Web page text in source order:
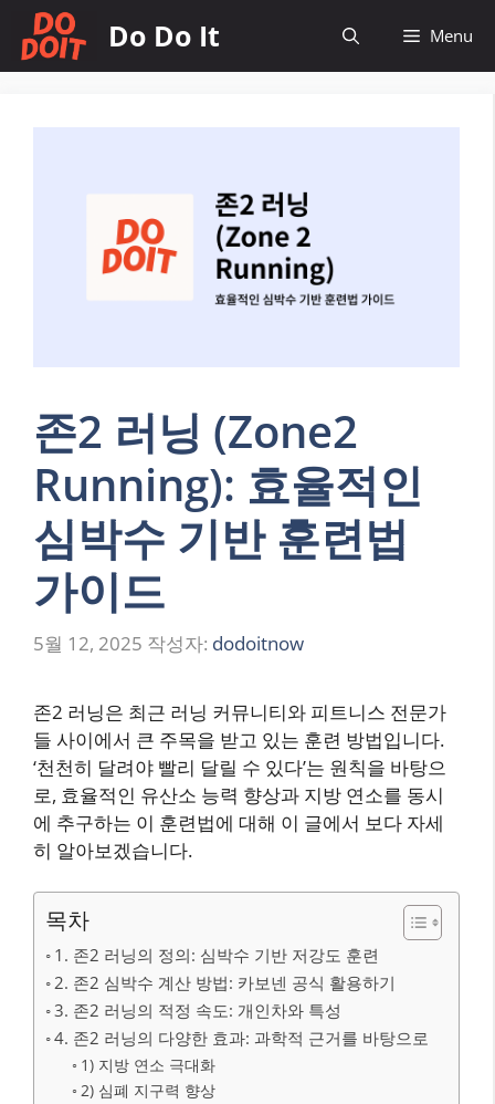
츠
Do Do It Menu
존2 러닝 (Zone2
Running): 효율적인
심박수 기반 훈련법
가이드
5월 12, 2025 작성자: dodoitnow
존2 러닝은 최근 러닝 커뮤니티와 피트니스 전문가
들 사이에서 큰 주목을 받고 있는 훈련 방법입니다.
‘천천히 달려야 빨리 달릴 수 있다’는 원칙을 바탕으
로, 효율적인 유산소 능력 향상과 지방 연소를 동시
에 추구하는 이 훈련법에 대해 이 글에서 보다 자세
히 알아보겠습니다.
목차
1. 존2 러닝의 정의: 심박수 기반 저강도 훈련
2. 존2 심박수 계산 방법: 카보넨 공식 활용하기
3. 존2 러닝의 적정 속도: 개인차와 특성
4. 존2 러닝의 다양한 효과: 과학적 근거를 바탕으로
1) 지방 연소 극대화
2) 심폐 지구력 향상